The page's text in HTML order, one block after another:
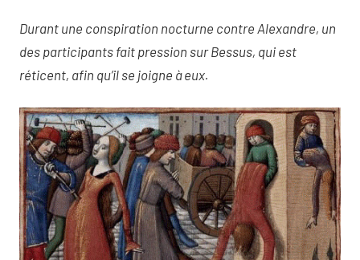
Durant une conspiration nocturne contre Alexandre, un
des participants fait pression sur Bessus, qui est
réticent, afin qu’il se joigne à eux.